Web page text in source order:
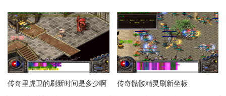
传奇里虎卫的刷新时间是多少啊 传奇骷髅精灵刷新坐标